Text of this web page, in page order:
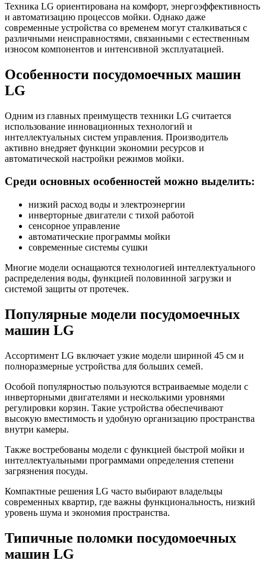
Техника LG ориентирована на комфорт, энергоэффективность
и автоматизацию процессов мойки. Однако даже
современные устройства со временем могут сталкиваться с
различными неисправностями, связанными с естественным
износом компонентов и интенсивной эксплуатацией.
Особенности посудомоечных машин
LG
Одним из главных преимуществ техники LG считается
использование инновационных технологий и
интеллектуальных систем управления. Производитель
активно внедряет функции экономии ресурсов и
автоматической настройки режимов мойки.
Среди основных особенностей можно выделить:
низкий расход воды и электроэнергии
инверторные двигатели с тихой работой
сенсорное управление
автоматические программы мойки
современные системы сушки
Многие модели оснащаются технологией интеллектуального
распределения воды, функцией половинной загрузки и
системой защиты от протечек.
Популярные модели посудомоечных
машин LG
Ассортимент LG включает узкие модели шириной 45 см и
полноразмерные устройства для больших семей.
Особой популярностью пользуются встраиваемые модели с
инверторными двигателями и несколькими уровнями
регулировки корзин. Такие устройства обеспечивают
высокую вместимость и удобную организацию пространства
внутри камеры.
Также востребованы модели с функцией быстрой мойки и
интеллектуальными программами определения степени
загрязнения посуды.
Компактные решения LG часто выбирают владельцы
современных квартир, где важны функциональность, низкий
уровень шума и экономия пространства.
Типичные поломки посудомоечных
машин LG